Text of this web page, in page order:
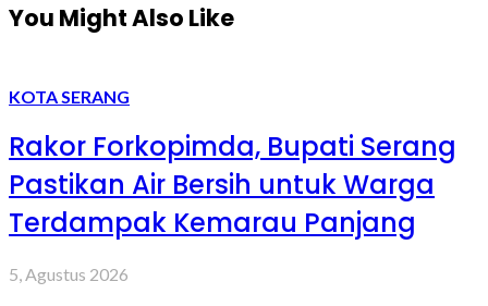
You Might Also Like
KOTA SERANG
Rakor Forkopimda, Bupati Serang
Pastikan Air Bersih untuk Warga
Terdampak Kemarau Panjang
5, Agustus 2026